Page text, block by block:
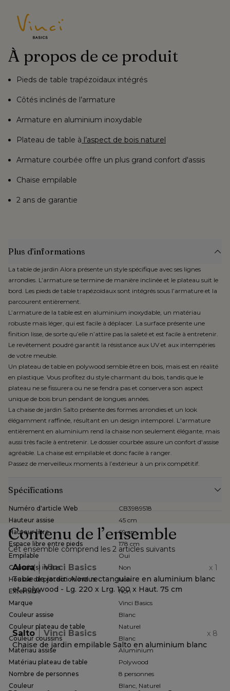
À propos de ce produit
Pieds de table trapézoïdaux intégrés
Côtés inclinés de l’armature
Armature en aluminium inoxydable
Plateau de table à l’aspect de bois naturel
Armature courbée offre un plus grand confort d'assis
Chaise empilable
2 ans de garantie
Plus d’informations
La table de jardin Alora présente un style spécifique avec ses lignes
arrondies. L’armature se termine de manière inclinée et le plateau suit le
bord. Les pieds de table trapézoïdaux sont intégrés sous l’armature et la
parcourent entièrement.
L’armature de la table est en aluminium inoxydable, un matériau
robuste mais léger, qui est facile à déplacer. La surface présente une
finition lisse, de sorte qu’elle n’attire pas la saleté et est facile à entretenir.
Le revêtement poudré garantit la résistance aux UV et aux intempéries
de votre meuble.
Un plateau de table en polywood semble être en bois, mais est en réalité
en plastique. Vous profitez du style charmant du bois, tandis que le
plateau ne se fissurera ou ne se fendra pas et conservera son aspect
unique de bois brun pendant de longues années.
La chaise de jardin Salto présente des formes arrondies et un look
élégamment raffinée, résultant en un design intemporel. L'armature
entièrement en aluminium rend la chaise non seulement élégante, mais
aussi très facile à entretenir. Le dossier courbée assure un confort d'assise
agréable. La chaise est empilable et donc facile à ranger.
Passez de merveilleux moments à l’extérieur à un prix compétitif.
Spécifications
Numéro d'article Web
CB3989518
Hauteur assise
45 cm
Hauteur libre
69 cm
Espace libre entre pieds
178 cm
Empilable
Oui
Coussin(s) inclus
Non
Housse de protection inclus
Non
Extensible
Non
Marque
Vinci Basics
Couleur assise
Blanc
Couleur plateau de table
Naturel
Couleur coussins
Blanc
Matériau assise
Aluminium
Matériau plateau de table
Polywood
Nombre de personnes
8 personnes
Couleur
Blanc, Naturel
Contenu de l’ensemble
Cet ensemble comprend les 2 articles suivants
Alora Vinci Basics x 1
Table de jardin Alora rectangulaire en aluminium blanc
et polywood - Lg. 220 x Lrg. 100 x Haut. 75 cm
Salto Vinci Basics x 8
Chaise de jardin empilable Salto en aluminium blanc